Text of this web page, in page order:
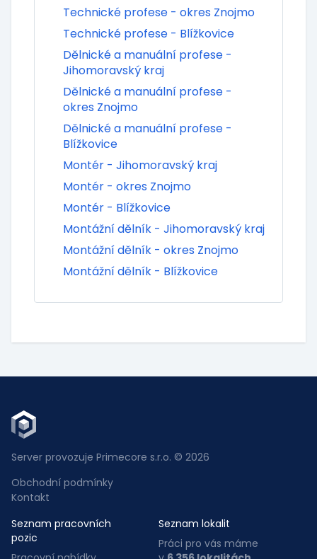
Technické profese - okres Znojmo
Technické profese - Blížkovice
Dělnické a manuální profese -
Jihomoravský kraj
Dělnické a manuální profese -
okres Znojmo
Dělnické a manuální profese -
Blížkovice
Montér - Jihomoravský kraj
Montér - okres Znojmo
Montér - Blížkovice
Montážní dělník - Jihomoravský kraj
Montážní dělník - okres Znojmo
Montážní dělník - Blížkovice
Server provozuje Primecore s.r.o. © 2026
Obchodní podmínky
Kontakt
Seznam pracovních
pozic
Seznam lokalit
Práci pro vás máme